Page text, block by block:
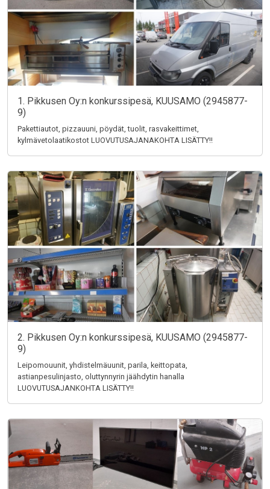
1. Pikkusen Oy:n konkurssipesä, KUUSAMO (2945877-
9)
Pakettiautot, pizzauuni, pöydät, tuolit, rasvakeittimet,
kylmävetolaatikostot LUOVUTUSAJANAKOHTA LISÄTTY!!
2. Pikkusen Oy:n konkurssipesä, KUUSAMO (2945877-
9)
Leipomouunit, yhdistelmäuunit, parila, keittopata,
astianpesulinjasto, oluttynnyrin jäähdytin hanalla
LUOVUTUSAJANKOHTA LISÄTTY!!